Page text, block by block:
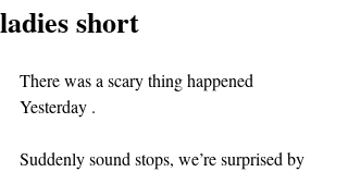
ladies short
There was a scary thing happened
Yesterday .
Suddenly sound stops, we’re surprised by